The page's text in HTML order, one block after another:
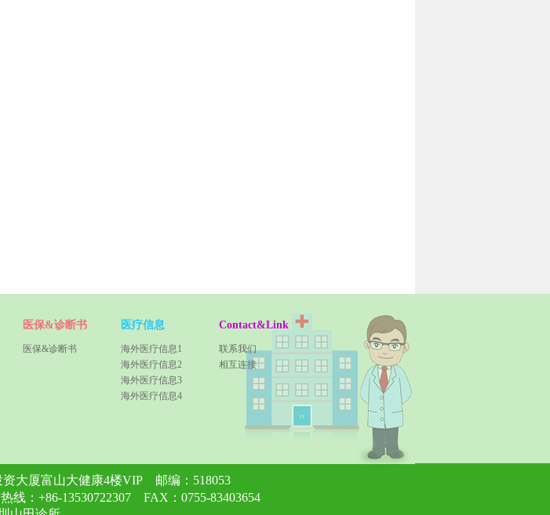
医保&诊断书
医保&诊断书
医疗信息
海外医疗信息1
海外医疗信息2
海外医疗信息3
海外医疗信息4
Contact&Link
联系我们
相互连接
大厦富山大健康4楼VIP 邮编：518053
线：+86-13530722307 FAX：0755-83403654